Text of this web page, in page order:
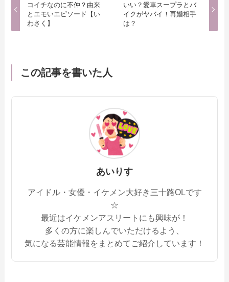
コイチなのに不仲？由来
とエモいエピソード【い
わさく】
いい？愛車スープラとバ
イクがヤバイ！再婚相手
は？
この記事を書いた人
あいりす
アイドル・女優・イケメン大好き三十路OLです
☆
最近はイケメンアスリートにも興味が！
多くの方に楽しんでいただけるよう、
気になる芸能情報をまとめてご紹介しています！